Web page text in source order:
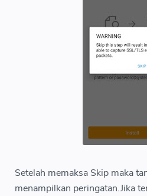
Setelah memaksa Skip maka
menampilkan peringatan.Jika